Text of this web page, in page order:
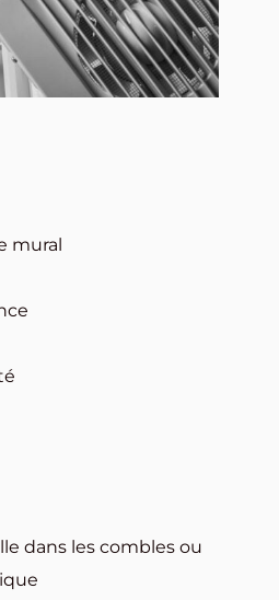
mural
dans les combles ou